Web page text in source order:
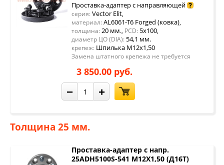
Проставка-адаптер с направляющей
серия: Vector Elit,
материал: AL6061-T6 Forged (ковка),
толщина: 20 мм., PCD: 5x100,
диаметр ЦО (DIA): 54,1 мм.
крепеж: Шпилька М12х1,50
Замена штатного крепежа не требуется
3 850.00 руб.
− +
Толщина 25 мм.
Проставка-адаптер с напр.
25ADH5100S-541 М12Х1,50 (Д16Т)